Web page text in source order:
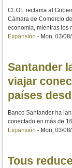
CEOE reclama al
Cámara de Comercio
economía, mientras los
Expansión - Mon, 03/
Santander
viajar
países
Banco Santander ha
conectado en más de
Expansión - Mon, 03/
Tous